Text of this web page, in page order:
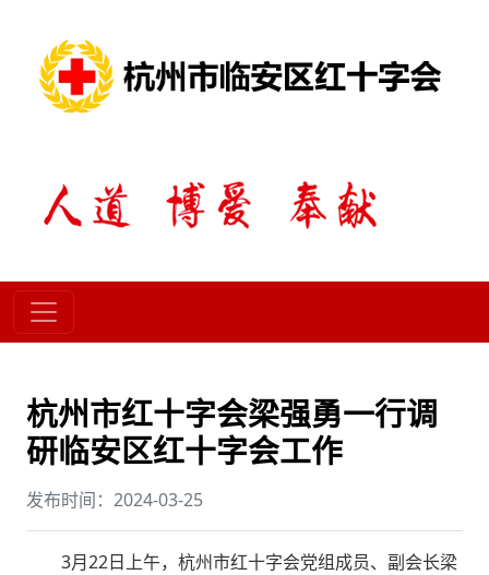
杭州市红十字会梁强勇一行调
研临安区红十字会工作
发布时间：2024-03-25
3月22日上午，杭州市红十字会党组成员、副会长梁